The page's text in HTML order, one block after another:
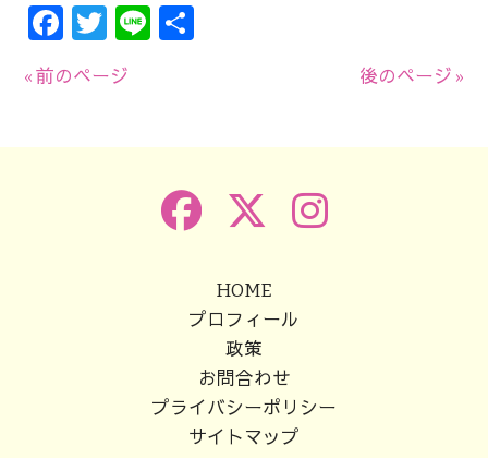
Facebook
Twitter
Line
« 前のページ 後のページ »
HOME
プロフィール
政策
お問合わせ
プライバシーポリシー
サイトマップ